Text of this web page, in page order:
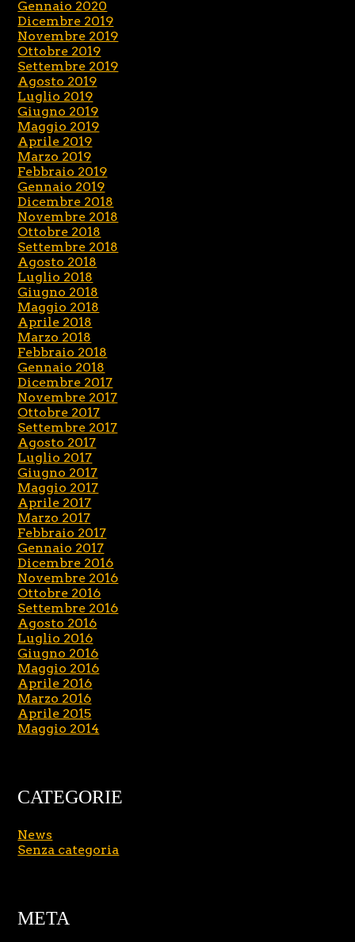
Gennaio 2020
Dicembre 2019
Novembre 2019
Ottobre 2019
Settembre 2019
Agosto 2019
Luglio 2019
Giugno 2019
Maggio 2019
Aprile 2019
Marzo 2019
Febbraio 2019
Gennaio 2019
Dicembre 2018
Novembre 2018
Ottobre 2018
Settembre 2018
Agosto 2018
Luglio 2018
Giugno 2018
Maggio 2018
Aprile 2018
Marzo 2018
Febbraio 2018
Gennaio 2018
Dicembre 2017
Novembre 2017
Ottobre 2017
Settembre 2017
Agosto 2017
Luglio 2017
Giugno 2017
Maggio 2017
Aprile 2017
Marzo 2017
Febbraio 2017
Gennaio 2017
Dicembre 2016
Novembre 2016
Ottobre 2016
Settembre 2016
Agosto 2016
Luglio 2016
Giugno 2016
Maggio 2016
Aprile 2016
Marzo 2016
Aprile 2015
Maggio 2014
CATEGORIE
News
Senza categoria
META